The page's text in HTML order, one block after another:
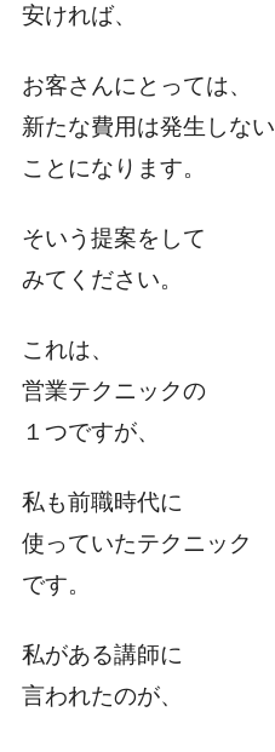
安ければ、
お客さんにとっては、
新たな費用は発生しない
ことになります。
そいう提案をして
みてください。
これは、
営業テクニックの
１つですが、
私も前職時代に
使っていたテクニック
です。
私がある講師に
言われたのが、